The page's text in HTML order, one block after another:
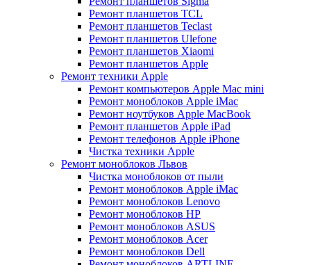
Ремонт планшетов TCL
Ремонт планшетов Teclast
Ремонт планшетов Ulefone
Ремонт планшетов Xiaomi
Ремонт планшетов Apple
Ремонт техники Apple
Ремонт компьютеров Apple Mac mini
Ремонт моноблоков Apple iMac
Ремонт ноутбуков Apple MacBook
Ремонт планшетов Apple iPad
Ремонт телефонов Apple iPhone
Чистка техники Apple
Ремонт моноблоков Львов
Чистка моноблоков от пыли
Ремонт моноблоков Apple iMac
Ремонт моноблоков Lenovo
Ремонт моноблоков HP
Ремонт моноблоков ASUS
Ремонт моноблоков Acer
Ремонт моноблоков Dell